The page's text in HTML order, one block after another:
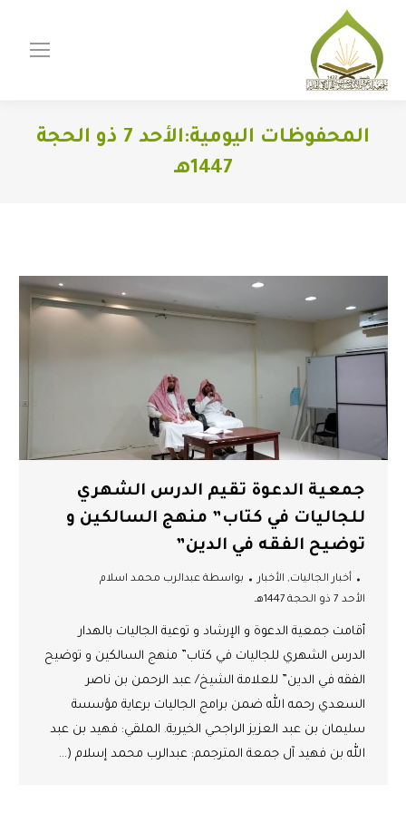
المحفوظات اليومية:
الأحد 7 ذو الحجة
1447هـ
جمعية الدعوة تقيم الدرس الشهري
للجاليات في كتاب” منهج السالكين و
توضيح الفقه في الدين”
أخبار الجاليات, الأخبار بواسطة عبدالرب محمد اسلام
الأحد 7 ذو الحجة 1447هـ
أقامت جمعية الدعوة و الإرشاد و توعية الجاليات بالهدار
الدرس الشهري للجاليات في كتاب” منهج السالكين و توضيح
الفقه في الدين” للعلامة الشيخ/ عبد الرحمن بن ناصر
السعدي رحمه الله ضمن برامج الجاليات برعاية مؤسسة
سليمان بن عبد العزيز الراجحي الخيرية. الملقي: فهيد بن عبد
الله بن فهيد آل جمعة المترجمم: عبدالرب محمد إسلام (…